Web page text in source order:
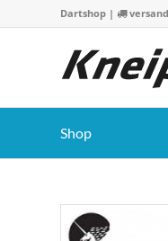
Dartshop |
Shop